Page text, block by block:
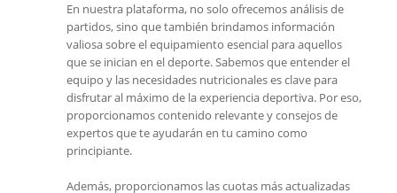
En nuestra plataforma, no solo ofrecemos análisis de
partidos, sino que también brindamos información
valiosa sobre el equipamiento esencial para aquellos
que se inician en el deporte. Sabemos que entender el
equipo y las necesidades nutricionales es clave para
disfrutar al máximo de la experiencia deportiva. Por eso,
proporcionamos contenido relevante y consejos de
expertos que te ayudarán en tu camino como
principiante.
Además, proporcionamos las cuotas más actualizadas